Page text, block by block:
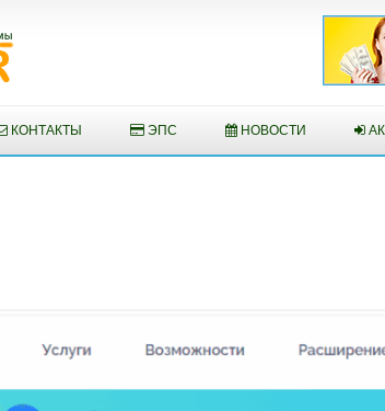
КОНТАКТЫ ЭПС НОВОСТИ